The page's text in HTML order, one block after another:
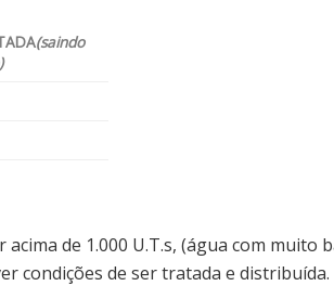
(saindo
de 1.000 U.T.s, (água com muito
condições de ser tratada e distribuída.